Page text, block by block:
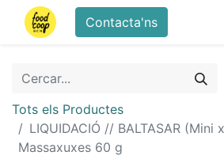
Contacta'ns
Tots els Productes
LIQUIDACIÓ // BALTASAR (Mini
Massaxuxes 60 g